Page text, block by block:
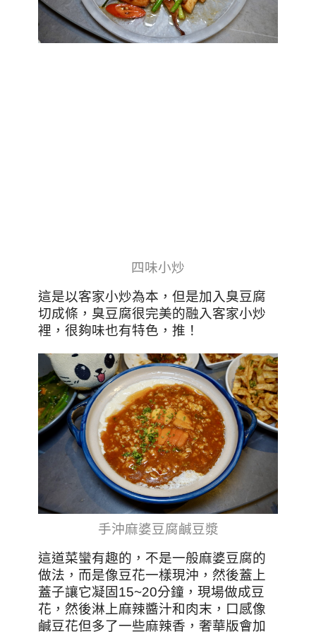
四味小炒
這是以客家小炒為本，但是加入臭豆腐
切成條，臭豆腐很完美的融入客家小炒
裡，很夠味也有特色，推！
手沖麻婆豆腐鹹豆漿
這道菜蠻有趣的，不是一般麻婆豆腐的
做法，而是像豆花一樣現沖，然後蓋上
蓋子讓它凝固15~20分鐘，現場做成豆
花，然後淋上麻辣醬汁和肉末，口感像
鹹豆花但多了一些麻辣香，奢華版會加